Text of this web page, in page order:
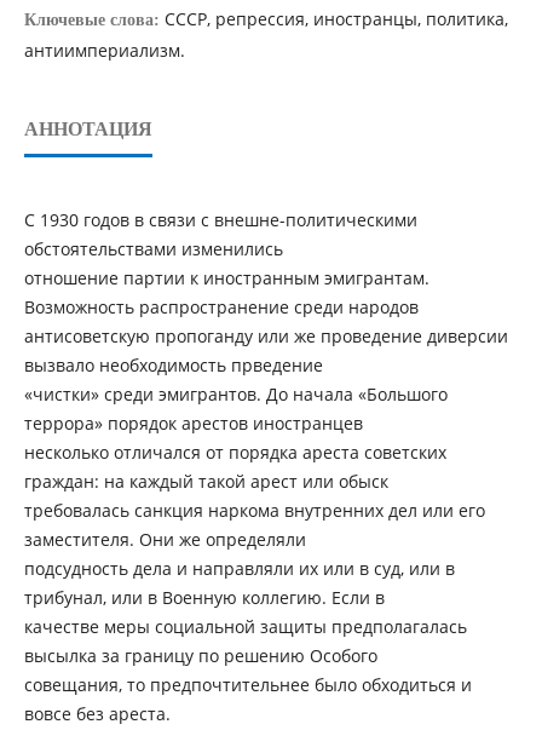
Ключевые слова: СССР, репрессия, иностранцы, политика,
антиимпериализм.
АННОТАЦИЯ
С 1930 годов в связи с внешне-политическими
обстоятельствами изменились
отношение партии к иностранным эмигрантам.
Возможность распространение среди народов
антисоветскую пропоганду или же проведение диверсии
вызвало необходимость прведение
«чистки» среди эмигрантов. До начала «Большого
террора» порядок арестов иностранцев
несколько отличался от порядка ареста советских
граждан: на каждый такой арест или обыск
требовалась санкция наркома внутренних дел или его
заместителя. Они же определяли
подсудность дела и направляли их или в суд, или в
трибунал, или в Военную коллегию. Если в
качестве меры социальной защиты предполагалась
высылка за границу по решению Особого
совещания, то предпочтительнее было обходиться и
вовсе без ареста.